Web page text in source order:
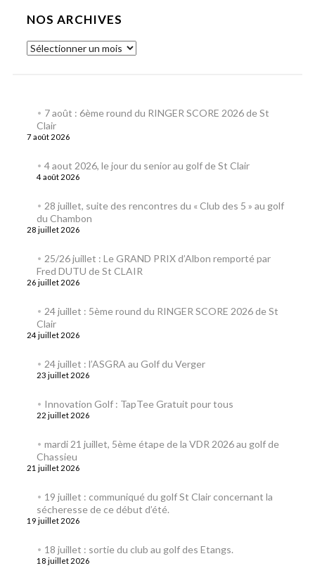
NOS ARCHIVES
7 août : 6ème round du RINGER SCORE 2026 de St
Clair
7 août 2026
4 aout 2026, le jour du senior au golf de St Clair
4 août 2026
28 juillet, suite des rencontres du « Club des 5 » au golf
du Chambon
28 juillet 2026
25/26 juillet : Le GRAND PRIX d’Albon remporté par
Fred DUTU de St CLAIR
26 juillet 2026
24 juillet : 5ème round du RINGER SCORE 2026 de St
Clair
24 juillet 2026
24 juillet : l’ASGRA au Golf du Verger
23 juillet 2026
Innovation Golf : TapTee Gratuit pour tous
22 juillet 2026
mardi 21 juillet, 5ème étape de la VDR 2026 au golf de
Chassieu
21 juillet 2026
19 juillet : communiqué du golf St Clair concernant la
sécheresse de ce début d’été.
19 juillet 2026
18 juillet : sortie du club au golf des Etangs.
18 juillet 2026